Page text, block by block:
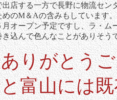
店する一方で長野に物流セ
のM＆Aの含みもしています。
オープン予定ですし、ラ・
込んで色んなことがありそう
りがとう
富山には